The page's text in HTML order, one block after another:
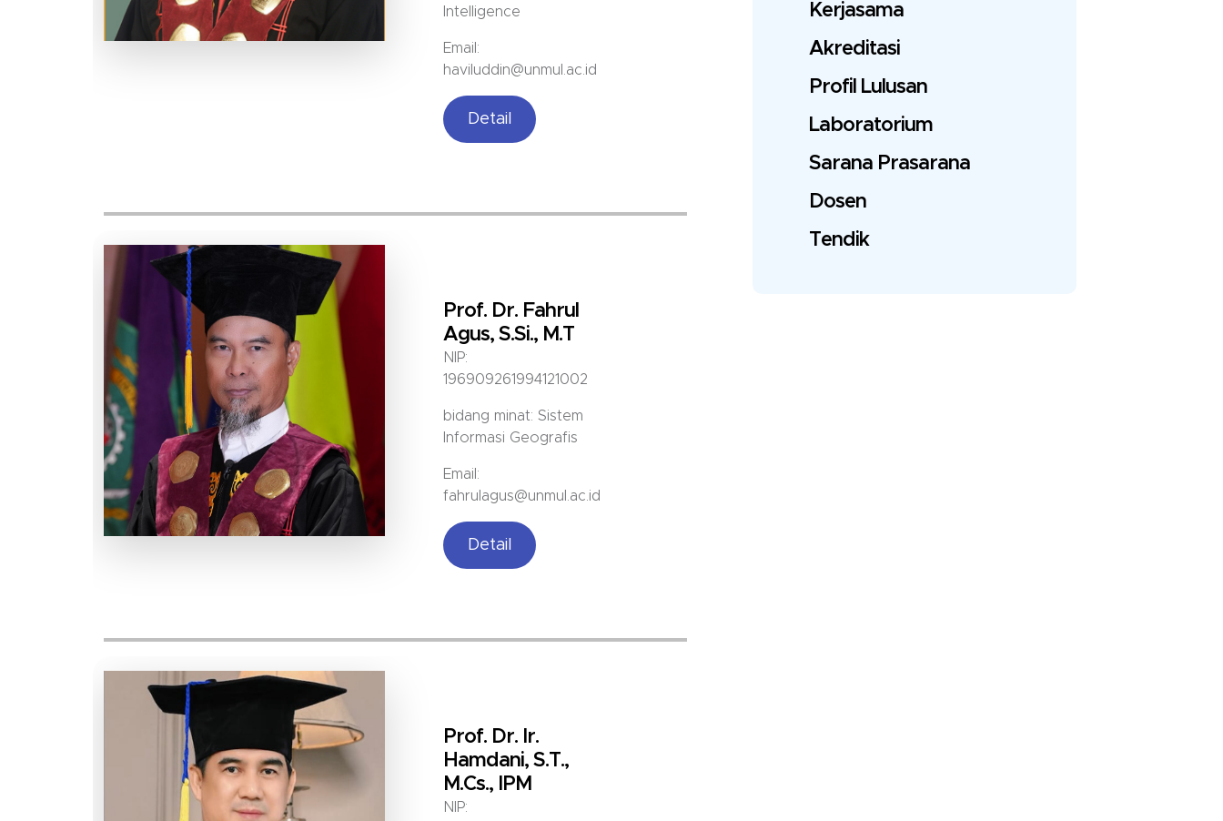
Intelligence
Email:
haviluddin@unmul.ac.id
Detail
Prof. Dr. Fahrul
Agus, S.Si., M.T
NIP:
196909261994121002
bidang minat: Sistem
Informasi Geografis
Email:
fahrulagus@unmul.ac.id
Detail
Prof. Dr. Ir.
Hamdani, S.T.,
M.Cs., IPM
NIP:
Kerjasama
Akreditasi
Profil Lulusan
Laboratorium
Sarana Prasarana
Dosen
Tendik